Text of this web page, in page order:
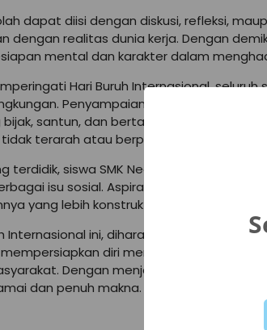
dapat diisi dengan diskusi, refleksi,
dengan realitas dunia kerja. Dengan
mental dan karakter dalam
Hari Buruh Internasional,
Penyampaian aspirasi merupakan
santun, dan bertanggung jawab.
terarah atau berpotensi menimbulkan
siswa SMK Negeri 1 Petarukan
isu sosial. Aspirasi dapat disalurkan
yang lebih konstruktif dan edukatif.
Internasional ini, diharapkan seluruh siswa
diri menjadi pekerja yang
Dengan menjaga ketertiban dan
dan penuh makna.